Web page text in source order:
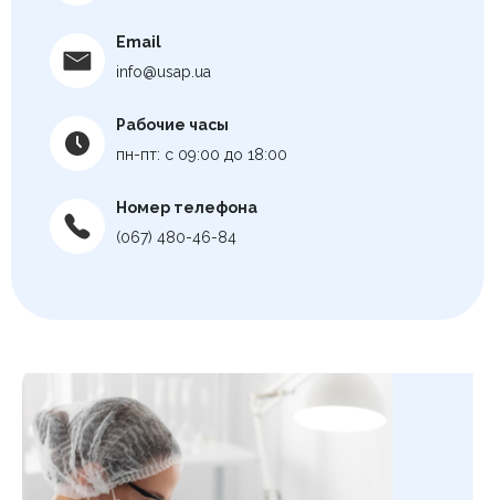
Email
info@usap.ua
Рабочие часы
пн-пт: с 09:00 до 18:00
Номер телефона
(067) 480-46-84